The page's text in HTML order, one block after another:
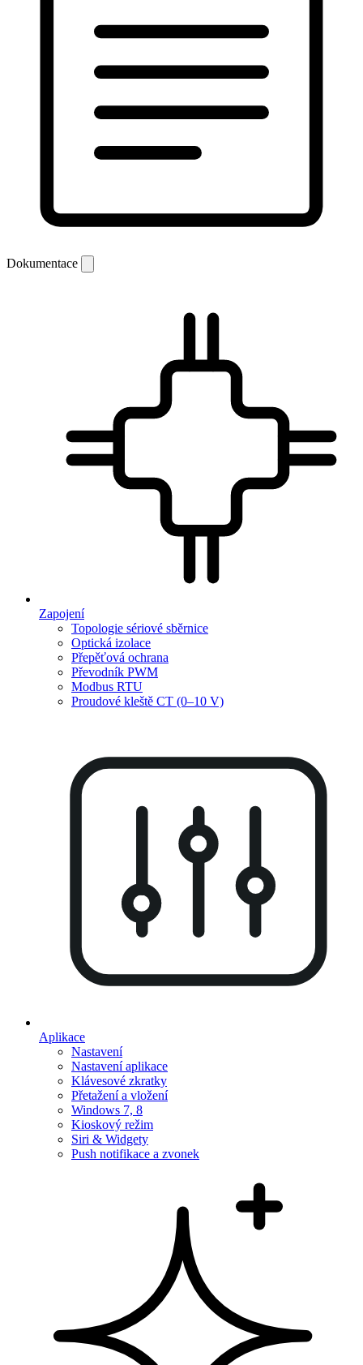
Dokumentace
Zapojení
Topologie sériové sběrnice
Optická izolace
Přepěťová ochrana
Převodník PWM
Modbus RTU
Proudové kleště CT (0–10 V)
Aplikace
Nastavení
Nastavení aplikace
Klávesové zkratky
Přetažení a vložení
Windows 7, 8
Kioskový režim
Siri & Widgety
Push notifikace a zvonek